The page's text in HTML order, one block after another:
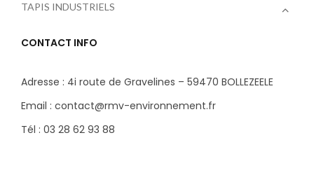
TAPIS INDUSTRIELS
CONTACT INFO
Adresse : 4i route de Gravelines – 59470 BOLLEZEELE
Email : contact@rmv-environnement.fr
Tél : 03 28 62 93 88